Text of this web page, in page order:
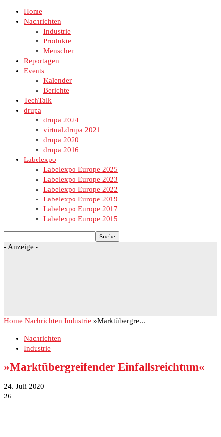
Home
Nachrichten
Industrie
Produkte
Menschen
Reportagen
Events
Kalender
Berichte
TechTalk
drupa
drupa 2024
virtual.drupa 2021
drupa 2020
drupa 2016
Labelexpo
Labelexpo Europe 2025
Labelexpo Europe 2023
Labelexpo Europe 2022
Labelexpo Europe 2019
Labelexpo Europe 2017
Labelexpo Europe 2015
- Anzeige -
Home Nachrichten Industrie »Marktübergre...
Nachrichten
Industrie
»Marktübergreifender Einfallsreichtum«
24. Juli 2020
26